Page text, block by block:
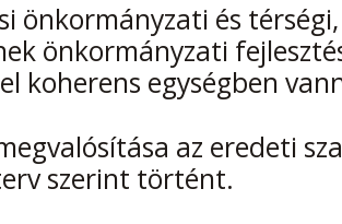
önkormányzati és
önkormányzati
koherens egységben
az eredeti
szerint történt.